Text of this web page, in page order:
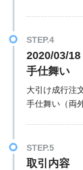
STEP.4
2020/03/18
手仕舞い
大引け成行注
手仕舞い（両
STEP.5
取引内容